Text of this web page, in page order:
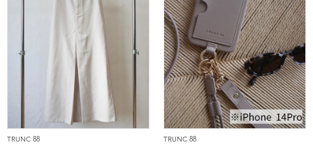
TRUNC 88 TRUNC 88